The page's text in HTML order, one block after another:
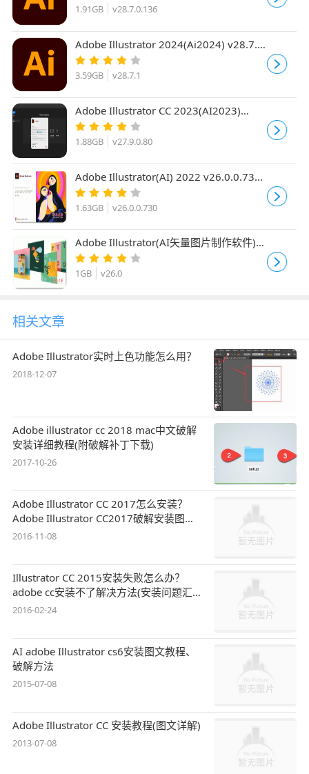
1.91GB v28.7.0.136
Adobe Illustrator 2024(Ai2024) v28.7.1
中文免费解锁版 64位
3.59GB v28.7.1
Adobe Illustrator CC 2023(AI2023)
v27.9.0.80 中/英文直装免费版 Win64位
1.88GB v27.9.0.80
Adobe Illustrator(AI) 2022 v26.0.0.730
一键直装破解版
1.63GB v26.0.0.730
Adobe Illustrator(AI矢量图片制作软件)
2022 v26.0 安装版
1GB v26.0
相关文章
Adobe Illustrator实时上色功能怎么用？
2018-12-07
Adobe illustrator cc 2018 mac中文破解
安装详细教程(附破解补丁下载)
2017-10-26
Adobe Illustrator CC 2017怎么安装？
Adobe Illustrator CC2017破解安装图文
教程
2016-11-08
Illustrator CC 2015安装失败怎么办？
adobe cc安装不了解决方法(安装问题汇
总)
2016-02-24
AI adobe Illustrator cs6安装图文教程、
破解方法
2015-07-08
Adobe Illustrator CC 安装教程(图文详解)
2013-07-08